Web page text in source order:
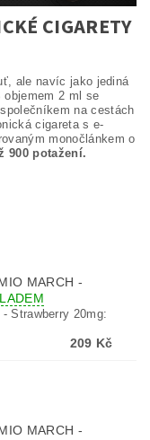
CIGARETY
ale navíc jako jediná
2 ml se
na cestách
cigareta s e-
monočlánkem o
900 potažení.
MARCH -
Strawberry 20mg:
209 Kč
MARCH -